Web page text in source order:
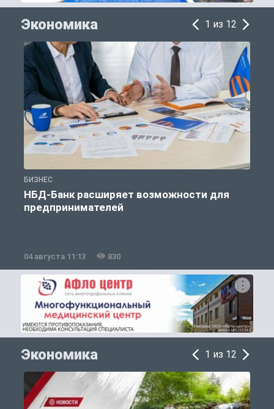
Экономика 1 из 12
БИЗНЕС
НБД-Банк расширяет возможности для
предпринимателей
04 августа 11:13 830
Экономика 1 из 12